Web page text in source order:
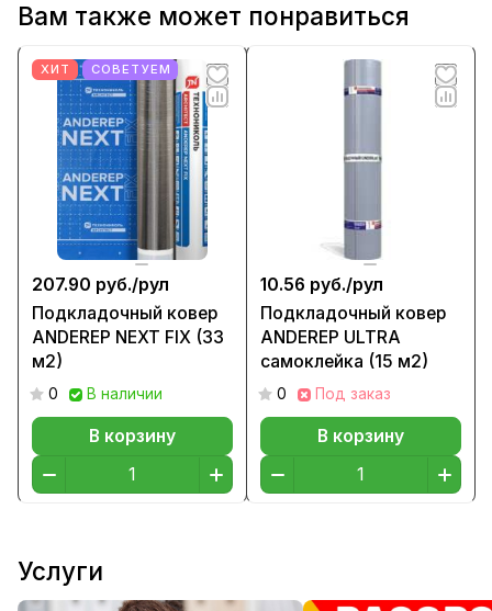
Вам также может понравиться
ХИТ СОВЕТУЕМ
207.90 руб./рул
Подкладочный ковер
ANDEREP NEXT FIX (33
м2)
0 В наличии
В корзину
10.56 руб./рул
Подкладочный ковер
ANDEREP ULTRA
самоклейка (15 м2)
0 Под заказ
В корзину
Услуги